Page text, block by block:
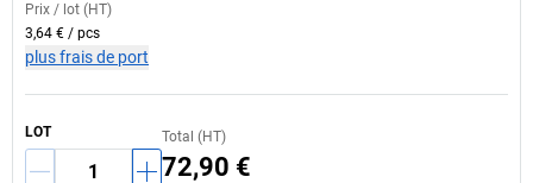
Prix / lot (HT)
3,64 € / pcs
plus frais de port
LOT Total (HT)
72,90 €